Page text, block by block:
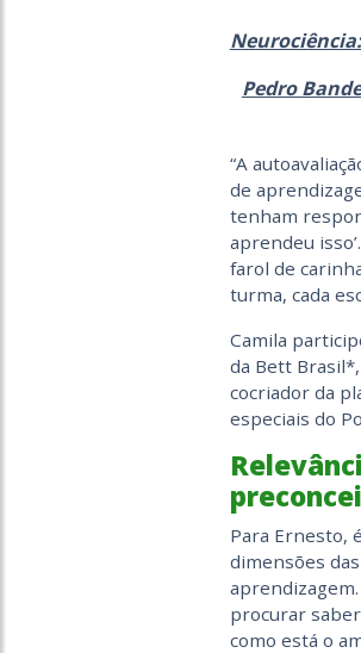
Pedro
“A
de
tenham
aprendeu
farol de
turma, cada
Camila
da Bett
cocriador da
especiais do
Para Ernesto,
dimensões
procurar
como está o